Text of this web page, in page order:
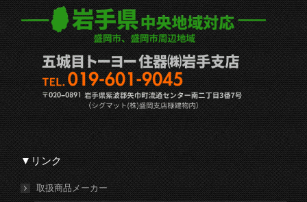
▼リンク
取扱商品メーカー